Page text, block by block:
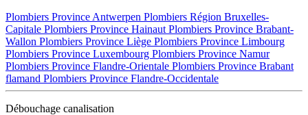
Plombiers Province Antwerpen Plombiers Région Bruxelles-
Capitale Plombiers Province Hainaut Plombiers Province Brabant-
Wallon Plombiers Province Liège Plombiers Province Limbourg
Plombiers Province Luxembourg Plombiers Province Namur
Plombiers Province Flandre-Orientale Plombiers Province Brabant
flamand Plombiers Province Flandre-Occidentale
Débouchage canalisation